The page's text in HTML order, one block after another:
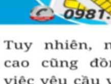
Thế Nào Là Sim
Sim phong thủylà số sim
tắc số học phương đông như
khắc, âm dương tương phối,
đủ những yếu tố để tạo ra
tuổi hợp mệnh với người dùng.